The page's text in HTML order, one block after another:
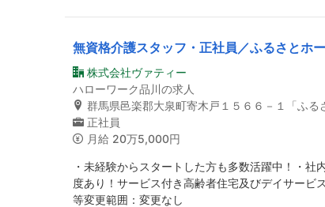
無資格介護スタッフ・正社員／ふるさとホ
株式会社ヴァティー
ハローワーク品川の求人
群馬県邑楽郡大泉町寄木戸１５６６－１「ふる
正社員
月給 20万5,000円
・未経験からスタートした方も多数活躍中！・
度あり！サービス付き高齢者住宅及びデイサー
等変更範囲：変更なし